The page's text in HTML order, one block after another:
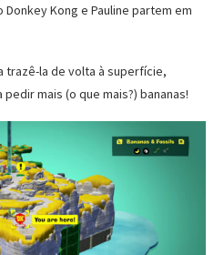
Kong e Pauline partem em
trazê-la de volta à superfície,
mais (o que mais?) bananas!